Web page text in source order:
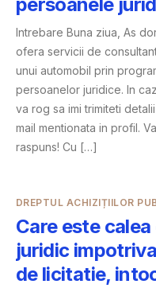
Intrebare Buna ziua, As
ofera servicii de
unui automobil prin
persoanelor juridice. In
va rog sa imi trimiteti
mail mentionata in profil.
raspuns! Cu […]
DREPTUL ACHIZIȚIILOR
Care este
juridic
de licitatie,